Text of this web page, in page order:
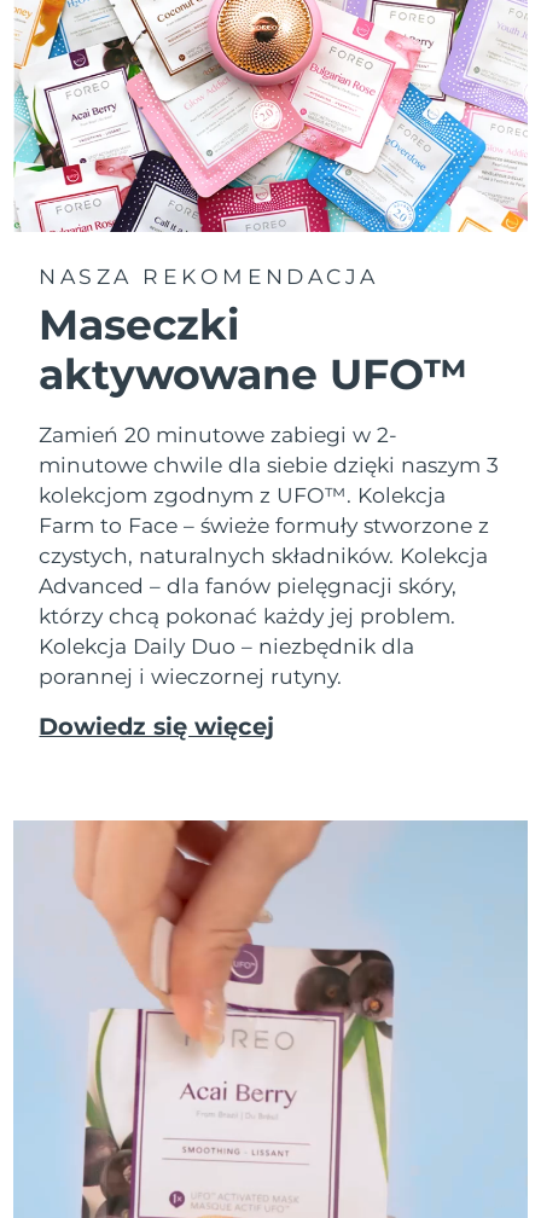
NASZA REKOMENDACJA
Maseczki
aktywowane UFO™
Zamień 20 minutowe zabiegi w 2-
minutowe chwile dla siebie dzięki naszym 3
kolekcjom zgodnym z UFO™. Kolekcja
Farm to Face – świeże formuły stworzone z
czystych, naturalnych składników. Kolekcja
Advanced – dla fanów pielęgnacji skóry,
którzy chcą pokonać każdy jej problem.
Kolekcja Daily Duo – niezbędnik dla
porannej i wieczornej rutyny.
Dowiedz się więcej